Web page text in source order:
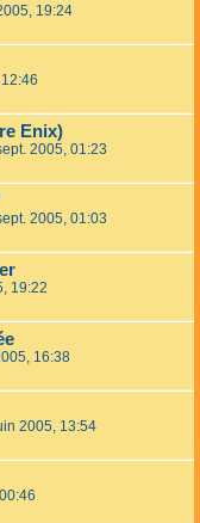
19:24
Enix)
2005, 01:23
2005, 01:03
19:22
16:38
2005, 13:54